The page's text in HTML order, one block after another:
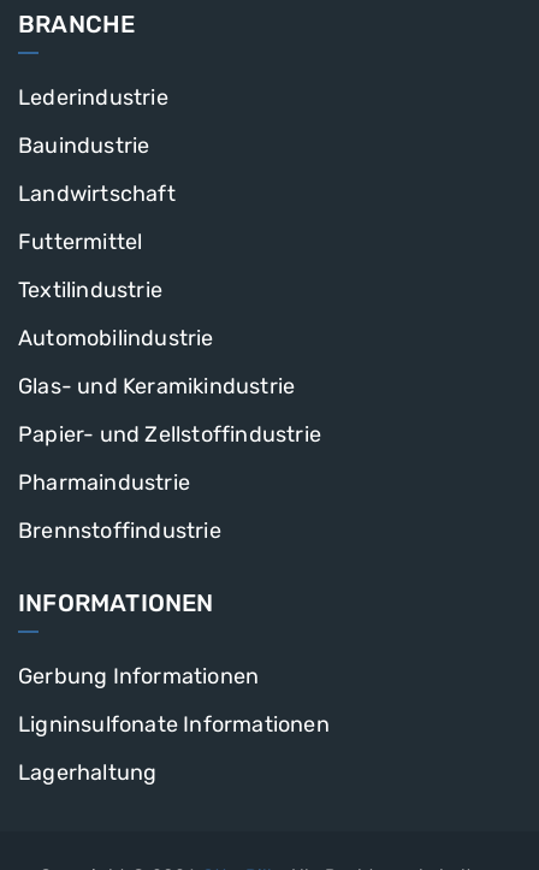
BRANCHE
Lederindustrie
Bauindustrie
Landwirtschaft
Futtermittel
Textilindustrie
Automobilindustrie
Glas- und Keramikindustrie
Papier- und Zellstoffindustrie
Pharmaindustrie
Brennstoffindustrie
INFORMATIONEN
Gerbung Informationen
Ligninsulfonate Informationen
Lagerhaltung